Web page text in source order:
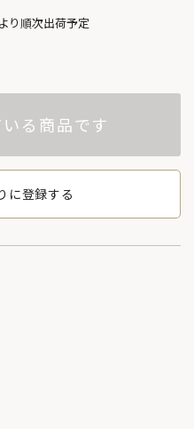
り順次出荷予定
に登録する
る商品です